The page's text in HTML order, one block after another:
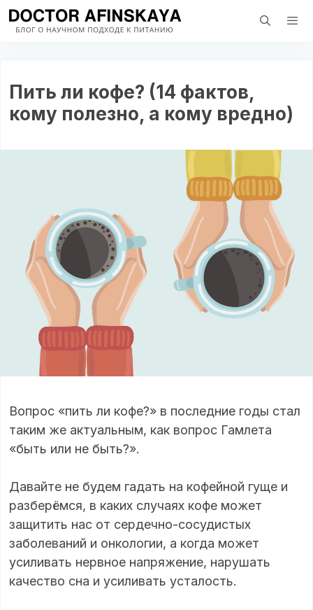
Перейти
Пить ли кофе? (14 фактов,
кому полезно, а кому вредно)
Вопрос «пить ли кофе?» в последние годы стал
таким же актуальным, как вопрос Гамлета
«быть или не быть?».
Давайте не будем гадать на кофейной гуще и
разберёмся, в каких случаях кофе может
защитить нас от сердечно-сосудистых
заболеваний и онкологии, а когда может
усиливать нервное напряжение, нарушать
качество сна и усиливать усталость.